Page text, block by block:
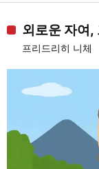
외로운 자여,
프리드리히 니체